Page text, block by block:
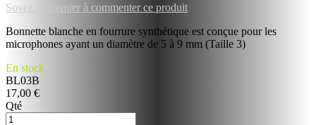
Soyez le premier à commenter ce produit
Bonnette blanche en fourrure synthétique est conçue pour les
microphones ayant un diamètre de 5 à 9 mm (Taille 3)
En stock
BL03B
17,00 €
Qté